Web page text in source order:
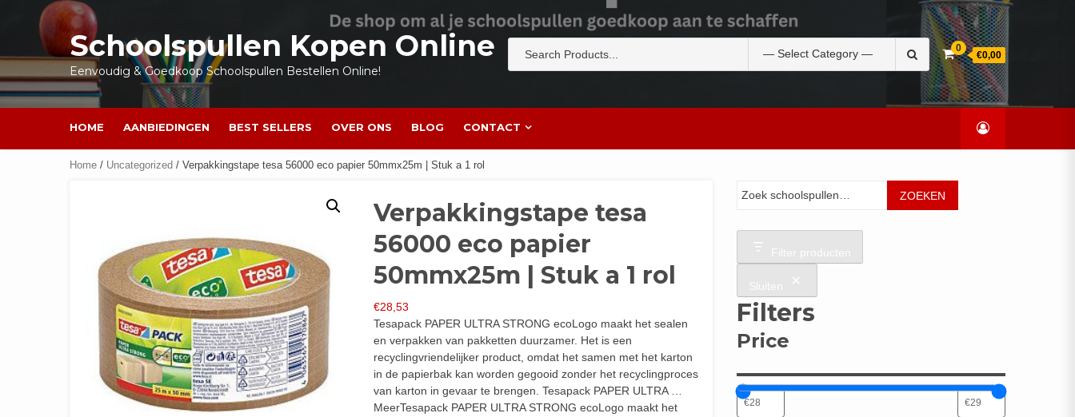
inhoud
Schoolspullen Kopen Online
Eenvoudig & Goedkoop Schoolspullen Bestellen Online!
naar:
0
€0,00
HOME AANBIEDINGEN BEST SELLERS OVER ONS BLOG CONTACT
Home / Uncategorized / Verpakkingstape tesa 56000 eco papier 50mmx25m | Stuk a 1 rol
Verpakkingstape tesa
56000 eco papier
50mmx25m | Stuk a 1 rol
€28,53
Tesapack PAPER ULTRA STRONG ecoLogo maakt het sealen
en verpakken van pakketten duurzamer. Het is een
recyclingvriendelijker product, omdat het samen met het karton
in de papierbak kan worden gegooid zonder het recyclingproces
van karton in gevaar te brengen. Tesapack PAPER ULTRA …
MeerTesapack PAPER ULTRA STRONG ecoLogo maakt het
ZOEKEN
Filter producten
Sluiten
Filters
Price